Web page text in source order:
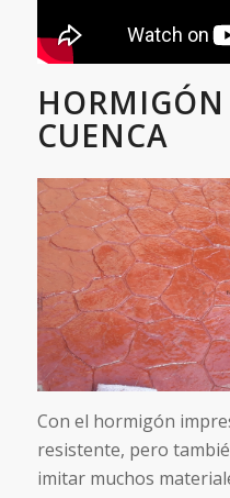
CUENCA
Con el hormigón
resistente, pero
imitar muchos